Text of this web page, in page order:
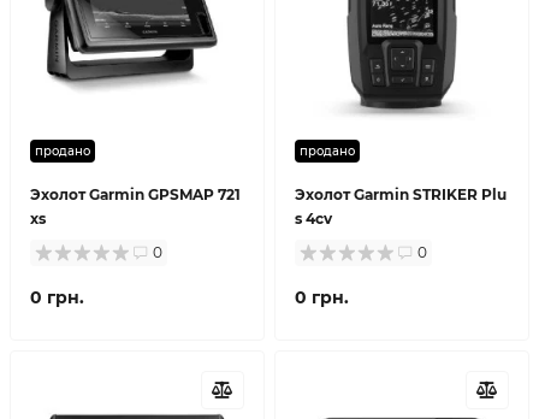
продано
Эхолот Garmin GPSMAP 721
xs
0
0 грн.
продано
Эхолот Garmin STRIKER Plu
s 4cv
0
0 грн.